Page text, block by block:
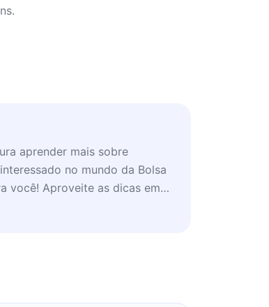
aprender mais sobre
no mundo da Bolsa
você! Aproveite as dicas em